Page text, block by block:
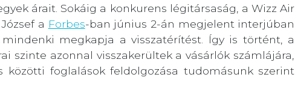
árait. Sokáig a konkurens légitársaság, a Wizz Air
a Forbes-ban június 2-án megjelent interjúban
megkapja a visszatérítést. Így is történt, a
szinte azonnal visszakerültek a vásárlók számlájára,
közötti foglalások feldolgozása tudomásunk szerint